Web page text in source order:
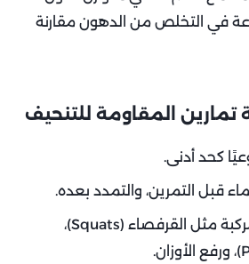
في التخلص من الدهون مقارنة
المقاومة للتنحيف
قبل التمرين، والتمدد بعده.
ركز على التمارين المركبة مثل القرفصاء (Squats)،